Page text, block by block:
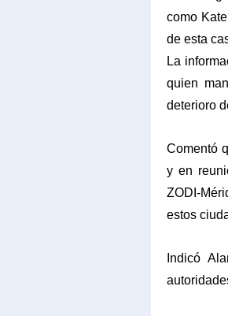
como
de esta
La
quien
deterioro
Comentó
y en
ZODI-
estos
Indicó